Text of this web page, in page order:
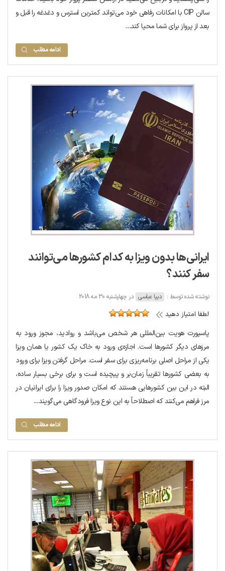
سالن CIP با امکانات رفاهی خود می‌تواند کمترین استرس و دغدغه را قبل و
بعد از پرواز برای شما محیا کند....
ادامه مطلب
ایرانی‌ها بدون ویزا به کدام کشورها می‌توانند
سفر کنند؟
نوشته شده توسط : دیبا عباسی در چهارشنبه 30 مه 2018
لطفا امتیاز دهید
پاسپورت هویت بین‌المللی هر شخص می‌باشد و روادید، مجوز ورود به
مرزهای دیگر کشورها است. اجازه‌ی ورود به خاک یک کشور یا همان ویزا
یکی از مراحل اصلی برنامه‌ریزی برای سفر است. مراحل گرفتن ویزا برای ورود
به بعضی کشورها تقریباً زمان‌بر و پیچیده است و برای برخی بسیار ساده،
البته در این بین کشورهایی هستند که امکان صدور ویزا را برای ایرانیان در
مرز فراهم می‌کنند که اصطلاحاً به این نوع ویزا فرودگاهی می‌گویند....
ادامه مطلب